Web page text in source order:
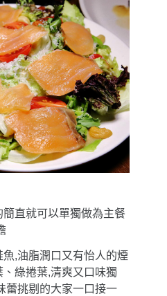
直就可以單獨做為主餐
,油脂潤口又有怡人的煙
綠捲葉,清爽又口味獨
蕾挑剔的大家一口接一